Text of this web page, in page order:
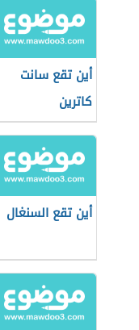
أين تقع سانت
كاترين
أين تقع السنغال